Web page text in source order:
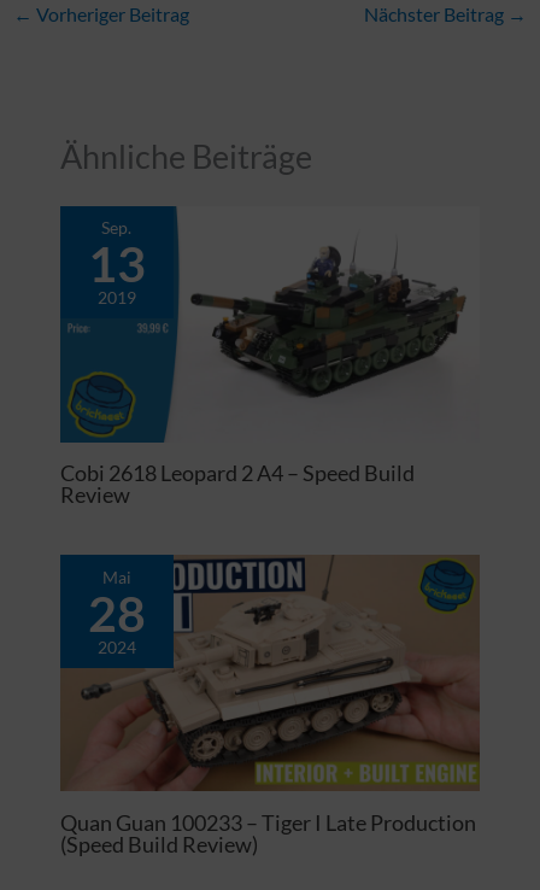
← Vorheriger Beitrag Nächster Beitrag →
Ähnliche Beiträge
Sep.
13
2019
Cobi 2618 Leopard 2 A4 – Speed Build
Review
Mai
28
2024
Quan Guan 100233 – Tiger I Late Production
(Speed Build Review)